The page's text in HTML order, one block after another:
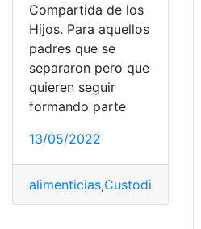
Compartida de los
Hijos. Para aquellos
padres que se
separaron pero que
quieren seguir
formando parte
13/05/2022
alimenticias,Custodia